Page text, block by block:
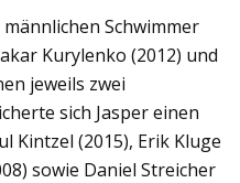
Schwimmer
Kurylenko (2012) und
jeweils zwei
sich Jasper einen
Kintzel (2015), Erik Kluge
sowie Daniel Streicher